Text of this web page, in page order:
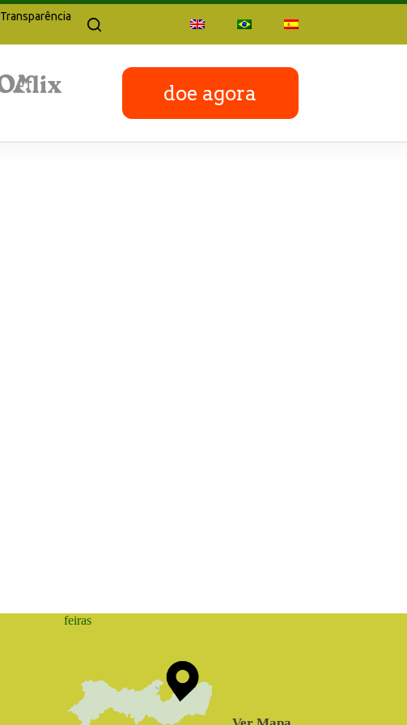
Transparência
doe agora
feiras